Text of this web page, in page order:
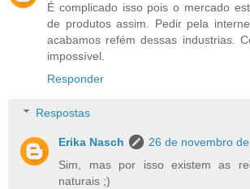
É complicado isso pois o mercado
de produtos assim. Pedir pela
acabamos refém dessas industrias.
impossível.
Responder
Respostas
Erika Nasch
26 de novembro
Sim, mas por isso existem as
naturais ;)